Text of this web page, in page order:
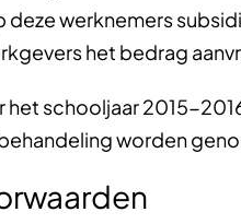
deze werknemers
het bedrag
schooljaar 2015-
behandeling worden